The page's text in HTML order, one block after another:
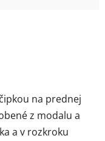
na prednej
z modalu a
a v rozkroku